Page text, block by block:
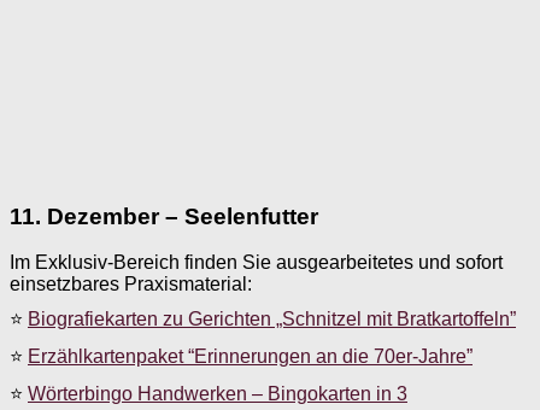
11. Dezember – Seelenfutter
Im Exklusiv-Bereich finden Sie ausgearbeitetes und sofort
einsetzbares Praxismaterial:
⭐ Biografiekarten zu Gerichten „Schnitzel mit Bratkartoffeln”
⭐ Erzählkartenpaket “Erinnerungen an die 70er-Jahre”
⭐ Wörterbingo Handwerken – Bingokarten in 3